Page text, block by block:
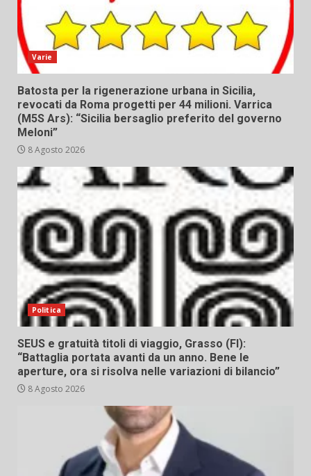
Varie
Batosta per la rigenerazione urbana in Sicilia,
revocati da Roma progetti per 44 milioni. Varrica
(M5S Ars): “Sicilia bersaglio preferito del governo
Meloni”
8 Agosto 2026
Politica
SEUS e gratuità titoli di viaggio, Grasso (FI):
“Battaglia portata avanti da un anno. Bene le
aperture, ora si risolva nelle variazioni di bilancio”
8 Agosto 2026